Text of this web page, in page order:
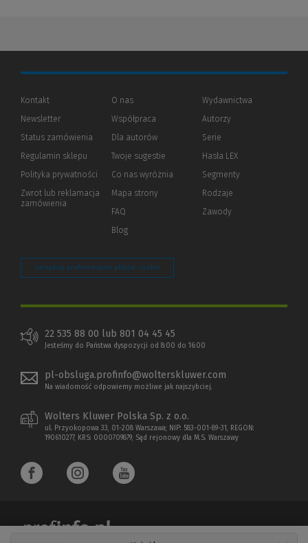
Kontakt
Newsletter
Status zamówienia
Regulamin sklepu
Polityka prywatności (Nowe
(Link
innej
Zwrot lub reklamacja
zamówienia
O nas
Współpraca
Dla autorów(Nowe
(Link
innej
strony)
Twoje sugestie
Co nas wyróżnia
Mapa strony
FAQ
Blog
Wydawnictwa
Autorzy
Serie
Hasła LEX
Segmenty
Rodzaje
Zawody
Zarządzaj preferencjami plików cookie
22 535 88 00 lub 801 04 45 45
Jesteśmy do Państwa dyspozycji od 8:00 do 16:00
pl-obsluga.profinfo@wolterskluwer.com
Na wiadomość odpowiemy możliwe jak najszybciej.
Wolters Kluwer Polska Sp. z o.o.
ul. Przyokopowa 33, 01-208 Warszawa; NIP: 583-001-89-31, REGON:
190610277, KRS: 0000709879, Sąd rejonowy dla M.S. Warszawy